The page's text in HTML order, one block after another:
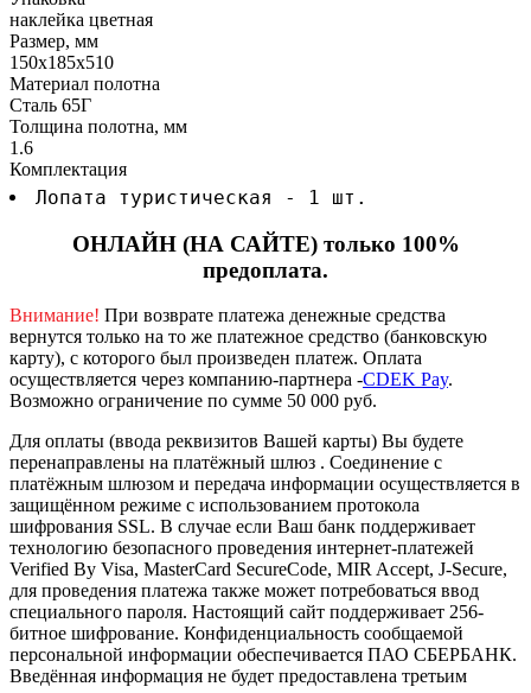
наклейка цветная
Размер, мм
150х185х510
Материал полотна
Сталь 65Г
Толщина полотна, мм
1.6
Комплектация
Лопата туристическая - 1 шт.
ОНЛАЙН (НА САЙТЕ) только 100%
предоплата.
Внимание! При возврате платежа денежные средства
вернутся только на то же платежное средство (банковскую
карту), с которого был произведен платеж. Оплата
осуществляется через компанию-партнера -CDEK Pay.
Возможно ограничение по сумме 50 000 руб.
Для оплаты (ввода реквизитов Вашей карты) Вы будете
перенаправлены на платёжный шлюз . Соединение с
платёжным шлюзом и передача информации осуществляется в
защищённом режиме с использованием протокола
шифрования SSL. В случае если Ваш банк поддерживает
технологию безопасного проведения интернет-платежей
Verified By Visa, MasterCard SecureCode, MIR Accept, J-Secure,
для проведения платежа также может потребоваться ввод
специального пароля. Настоящий сайт поддерживает 256-
битное шифрование. Конфиденциальность сообщаемой
персональной информации обеспечивается ПАО СБЕРБАНК.
Введённая информация не будет предоставлена третьим